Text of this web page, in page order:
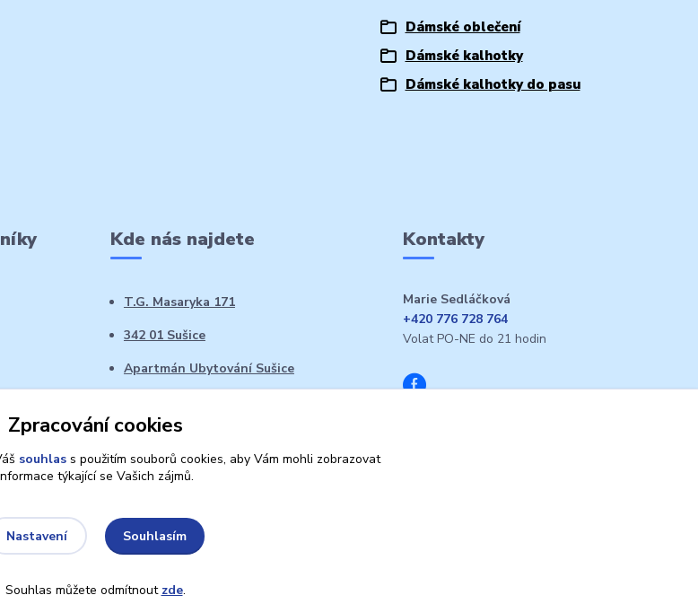
Dámské oblečení
Dámské kalhotky
Dámské kalhotky do pasu
Kde nás najdete
T.G. Masaryka 171
342 01 Sušice
Apartmán Ubytování Sušice
Kontakty
Marie Sedláčková
+420 776 728 764
Volat PO-NE do 21 hodin
Zpracování cookies
souhlass použitím souborů cookies, aby Vám mohli zobrazovat
týkající se Vašich zájmů.
Nastavení Souhlasím
Souhlas můžete odmítnout zde.